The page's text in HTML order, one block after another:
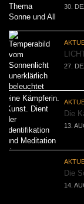
30.
27.
Die
13.
Die
14.